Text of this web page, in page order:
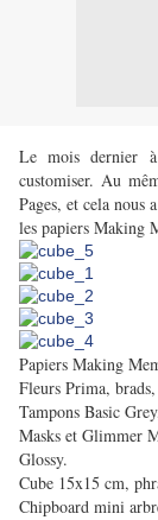
Le mois dernier
customiser. Au
Pages, et cela nous
les papiers Making
Papiers Making
Fleurs Prima,
Tampons Basic
Masks et Glimmer
Glossy.
Cube 15x15 cm,
Chipboard mini